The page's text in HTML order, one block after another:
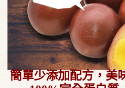
簡單少添加配方，美